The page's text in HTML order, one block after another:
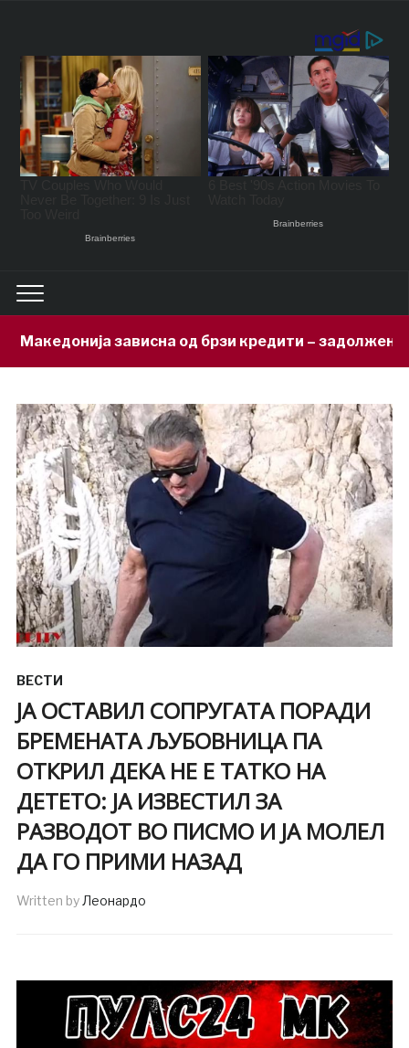
од брзи кредити – задолжени 333 милиони евра
ВЕСТИ
ЈА ОСТАВИЛ СОПРУГАТА ПОРАДИ
БРЕМЕНАТА ЉУБОВНИЦА ПА
ОТКРИЛ ДЕКА НЕ Е ТАТКО НА
ДЕТЕТО: ЈА ИЗВЕСТИЛ ЗА
РАЗВОДОТ ВО ПИСМО И ЈА МОЛЕЛ
ДА ГО ПРИМИ НАЗАД
Written byЛеонардо